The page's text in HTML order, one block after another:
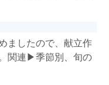
ましたので、献立作
関連▶季節別、旬の